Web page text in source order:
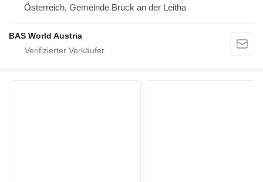
Österreich, Gemeinde Bruck an der Leitha
BAS World Austria